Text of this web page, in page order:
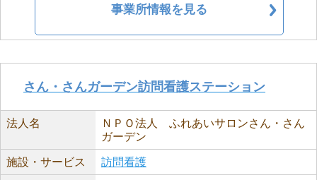
事業所情報を見る
さん・さんガーデン訪問看護ステーション
法人名
ＮＰＯ法人 ふれあいサロンさん・さん
ガーデン
施設・サービス 訪問看護